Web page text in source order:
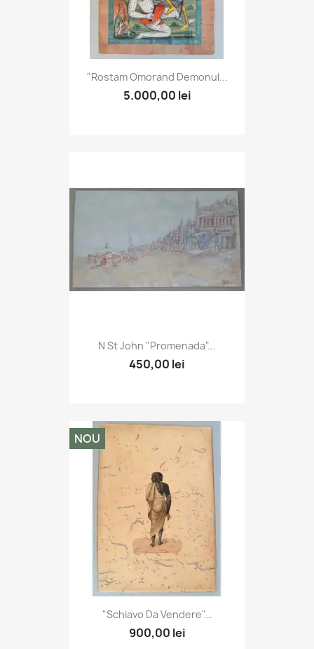
"Rostam Omorand Demonul...
5.000,00 lei
N St John "Promenada"...
450,00 lei
"Schiavo Da Vendere"...
900,00 lei
NOU